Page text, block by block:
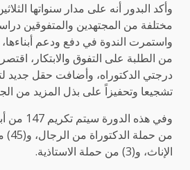
وأكد البدور أنه على مدار سنواتها
مختلفة من المجتهدين والمتفوقين
واستمرت الندوة في دفع ودعم أبناءها،
من الطلبة على التفوق والابتكار،
درجتي الدكتوراه، وأضافت حقل جديد
تشجيعا وتحفيزاً على بذل المزيد من
من
الإناث، و(3) من حملة الاستاذية.